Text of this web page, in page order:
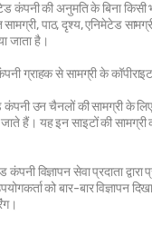
कंपनी की अनुमति के बिना किसी
सामग्री, पाठ, दृश्य, एनिमेटेड
जाता है।
ग्राहक से सामग्री के
कंपनी उन चैनलों की सामग्री के
जाते हैं। यह इन साइटों की
विज्ञापन सेवा प्रदाता
को बार-बार विज्ञापन